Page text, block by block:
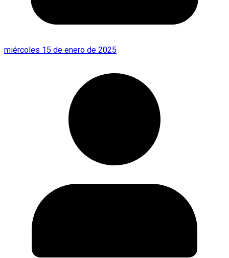
miércoles 15 de enero de 2025